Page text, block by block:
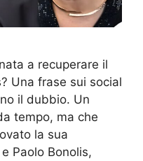
a recuperare il
Una frase sui social
il dubbio. Un
tempo, ma che
la sua
Paolo Bonolis,